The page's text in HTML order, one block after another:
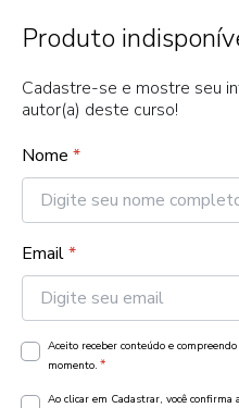
Produto
Cadastre-se e mostre seu
autor(a) deste curso!
Nome *
Email*
Aceito receber conteúdo e
momento. *
Ao clicar em Cadastrar, você confirma